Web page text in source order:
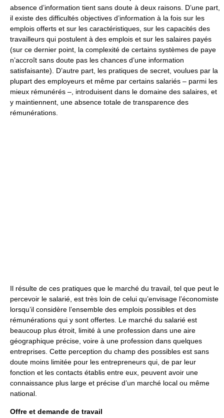
absence d’information tient sans doute à deux raisons. D’une part,
il existe des difficultés objectives d’information à la fois sur les
emplois offerts et sur les caractéristiques, sur les capacités des
travailleurs qui postulent à des emplois et sur les salaires payés
(sur ce dernier point, la complexité de certains systèmes de paye
n’accroît sans doute pas les chances d’une information
satisfaisante). D’autre part, les pratiques de secret, voulues par la
plupart des employeurs et même par certains salariés – parmi les
mieux rémunérés –, introduisent dans le domaine des salaires, et
y maintiennent, une absence totale de transparence des
rémunérations.
Il résulte de ces pratiques que le marché du travail, tel que peut le
percevoir le salarié, est très loin de celui qu’envisage l’économiste
lorsqu’il considère l’ensemble des emplois possibles et des
rémunérations qui y sont offertes. Le marché du salarié est
beaucoup plus étroit, limité à une profession dans une aire
géographique précise, voire à une profession dans quelques
entreprises. Cette perception du champ des possibles est sans
doute moins limitée pour les entrepreneurs qui, de par leur
fonction et les contacts établis entre eux, peuvent avoir une
connaissance plus large et précise d’un marché local ou même
national.
Offre et demande de travail